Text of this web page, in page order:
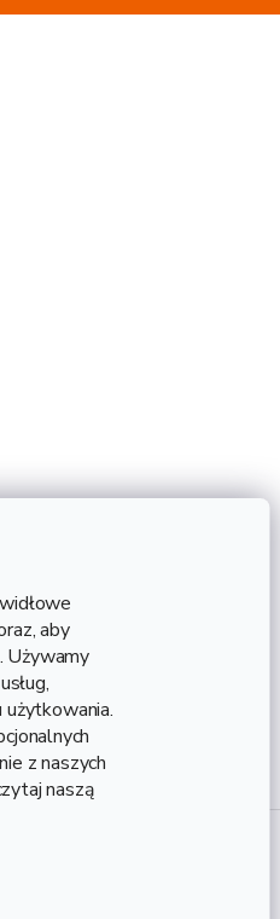
aby
Używamy
z naszych
naszą